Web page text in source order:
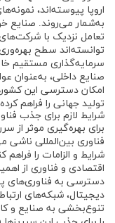
اروپا پیوسته‌اند،
به‌شمار می‌روند. صنایع
تعامل نزدیک با
توانسته‌اند سطح
سرمایه‌گذاری مستقیم
صنایع داخلی، به‌عنوان
امکان دسترسی این
تولید جهانی را فراهم
شرایط لازم برای جذب
برای بهره‌گیری موثر از
فناوری بین‌المللی ناشی
شرایط و الزامات را
اقتصادی و فناوری از
دسترسی به فناوری‌های
دیجیتال، شبکه‌های
تنوع‌بخشی به صنایع و